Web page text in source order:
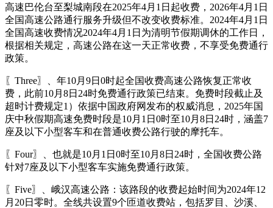
高速巴伦台至梨城南段在2025年4月1日起收费，2026年4月1日
全国高速公路通行服务升级但不改变收费标准。2024年4月1日
全国高速收费情况2024年4月1日为清明节假期调休的工作日，
根据相关规定，高速公路在这一天正常收费，不享受免费通行
政策。
〖Three〗、年10月9日0时起全国收费高速公路恢复正常收
费，此前10月8日24时免费通行政策已结束。免费时段截止及
超时计费规定1）依据中国政府网发布的权威消息，2025年国
庆中秋假期高速免费时段是10月1日0时至10月8日24时，涵盖7
座及以下小型客车和在普通收费公路行驶的摩托车。
〖Four〗、也就是10月1日0时至10月8日24时，全国收费公路
针对7座及以下小型客车实施免费通行政策。
〖Five〗、峨汉高速公路：该路段的收费起始时间为2024年12
月20日零时。全线共设置9个匝道收费站，包括罗目、沙溪、